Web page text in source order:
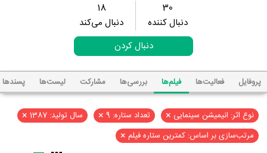
30
دنبال کننده
18
دنبال می‌کند
دنبال کردن
پروفایل فعالیت‌ها فیلم‌ها بررسی‌ها مشارکت لیست‌ها پسند‌ها
نوع اثر: انیمیشن سینمایی × تعداد ستاره: 9 × سال تولید: 1387 ×
مرتب‌سازی بر اساس: کمترین ستاره فیلم ×